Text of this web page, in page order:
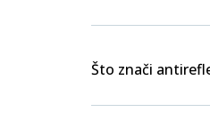
Što znači